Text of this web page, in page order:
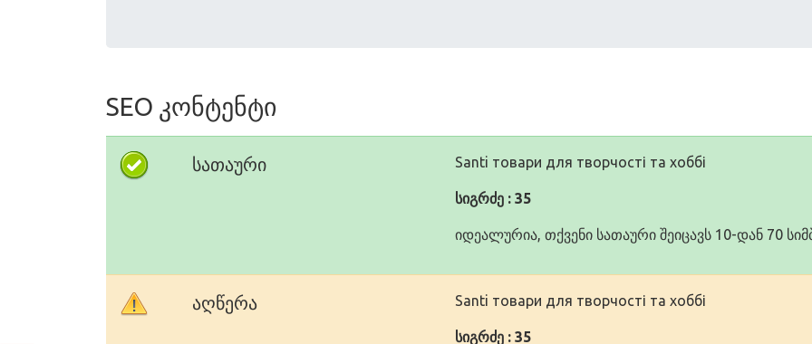
SEO კონტენტი
სათაური Santi товари для творчості та хоббі
სიგრძე : 35
იდეალურია, თქვენი სათაური შეიცავს 10-დან 70
აღწერა Santi товари для творчості та хоббі
სიგრძე : 35